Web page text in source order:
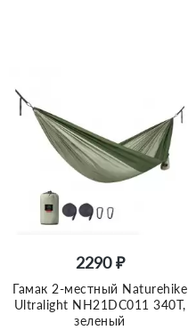
2290 ₽
Гамак 2-местный Naturehike
Ultralight NH21DC011 340T,
зеленый